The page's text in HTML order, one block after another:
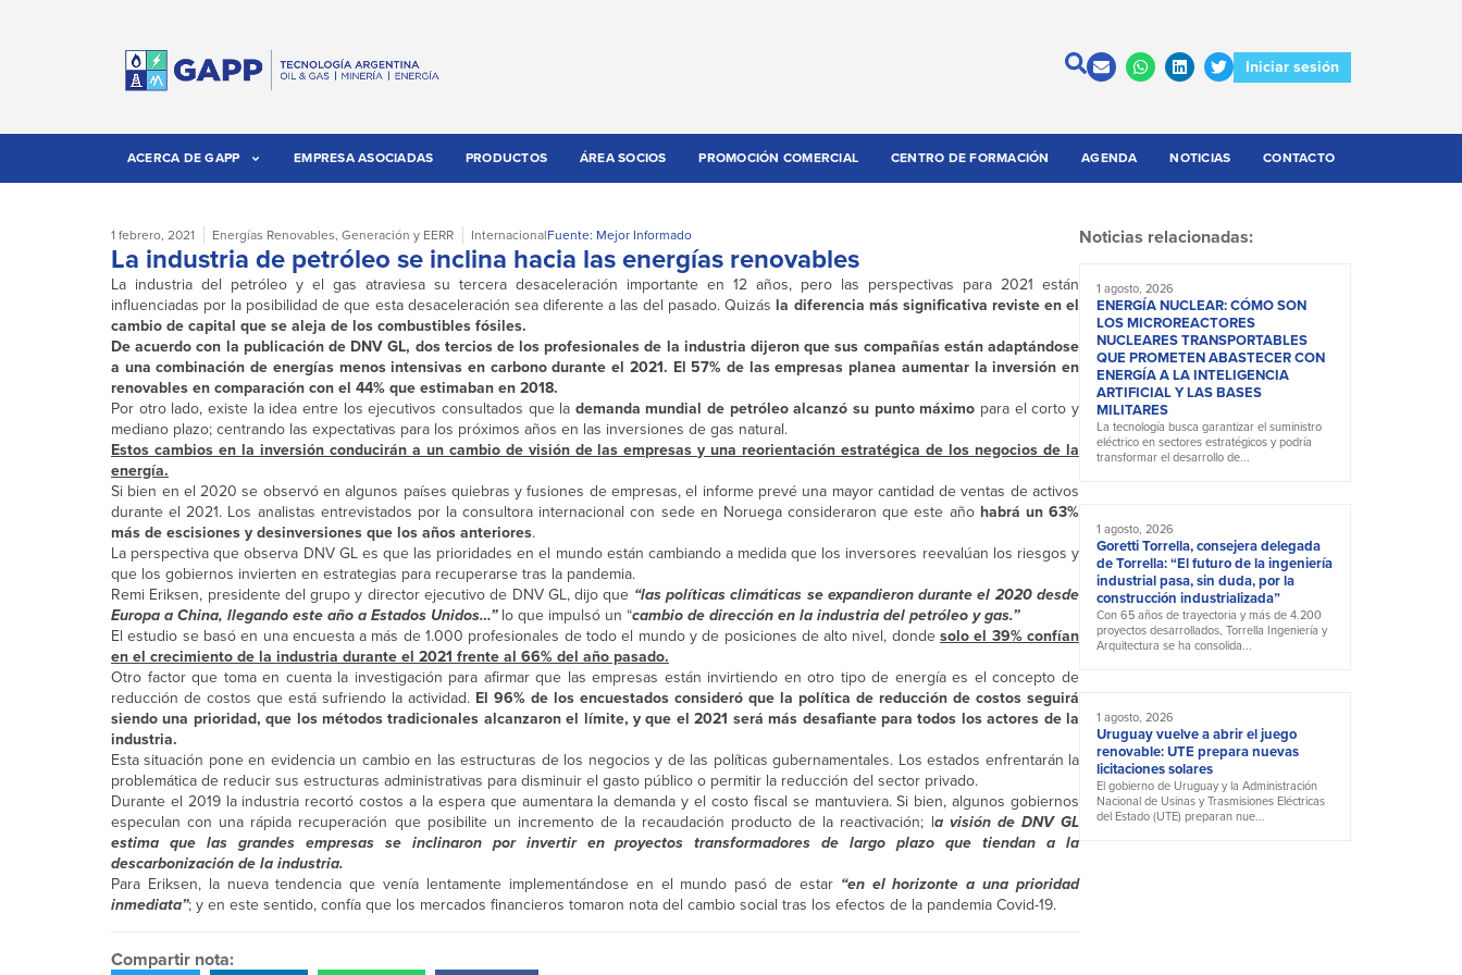
Iniciar sesión
ACERCA DE GAPP EMPRESA ASOCIADAS PRODUCTOS ÁREA SOCIOS PROMOCIÓN COMERCIAL CENTRO DE FORMACIÓN AGENDA NOTICIAS CONTACTO
1 febrero, 2021 Energías Renovables, Generación y EERR InternacionalFuente: Mejor Informado
La industria de petróleo se inclina hacia las energías renovables
La industria del petróleo y el gas atraviesa su tercera desaceleración importante en 12 años, pero las perspectivas para 2021 están
influenciadas por la posibilidad de que esta desaceleración sea diferente a las del pasado. Quizás la diferencia más significativa reviste en el
cambio de capital que se aleja de los combustibles fósiles.
De acuerdo con la publicación de DNV GL, dos tercios de los profesionales de la industria dijeron que sus compañías están adaptándose
a una combinación de energías menos intensivas en carbono durante el 2021. El 57% de las empresas planea aumentar la inversión en
renovables en comparación con el 44% que estimaban en 2018.
Por otro lado, existe la idea entre los ejecutivos consultados que la demanda mundial de petróleo alcanzó su punto máximo para el corto y
mediano plazo; centrando las expectativas para los próximos años en las inversiones de gas natural.
Estos cambios en la inversión conducirán a un cambio de visión de las empresas y una reorientación estratégica de los negocios de la
energía.
Si bien en el 2020 se observó en algunos países quiebras y fusiones de empresas, el informe prevé una mayor cantidad de ventas de activos
durante el 2021. Los analistas entrevistados por la consultora internacional con sede en Noruega consideraron que este año habrá un 63%
más de escisiones y desinversiones que los años anteriores.
La perspectiva que observa DNV GL es que las prioridades en el mundo están cambiando a medida que los inversores reevalúan los riesgos y
que los gobiernos invierten en estrategias para recuperarse tras la pandemia.
Remi Eriksen, presidente del grupo y director ejecutivo de DNV GL, dijo que “las políticas climáticas se expandieron durante el 2020 desde
Europa a China, llegando este año a Estados Unidos…”lo que impulsó un “cambio de dirección en la industria del petróleo y gas.”
El estudio se basó en una encuesta a más de 1.000 profesionales de todo el mundo y de posiciones de alto nivel, dondesolo el 39% confían
en el crecimiento de la industria durante el 2021 frente al 66% del año pasado.
Otro factor que toma en cuenta la investigación para afirmar que las empresas están invirtiendo en otro tipo de energía es el concepto de
reducción de costos que está sufriendo la actividad. El 96% de los encuestados consideró que la política de reducción de costos seguirá
siendo una prioridad, que los métodos tradicionales alcanzaron el límite, y que el 2021 será más desafiante para todos los actores de la
industria.
Esta situación pone en evidencia un cambio en las estructuras de los negocios y de las políticas gubernamentales. Los estados enfrentarán la
problemática de reducir sus estructuras administrativas para disminuir el gasto público o permitir la reducción del sector privado.
Durante el 2019 la industria recortó costos a la espera que aumentara la demanda y el costo fiscal se mantuviera. Si bien, algunos gobiernos
especulan con una rápida recuperación que posibilite un incremento de la recaudación producto de la reactivación; la visión de DNV GL
estima que las grandes empresas se inclinaron por invertir en proyectos transformadores de largo plazo que tiendan a la
descarbonización de la industria.
Para Eriksen, la nueva tendencia que venía lentamente implementándose en el mundo pasó de estar “en el horizonte a una prioridad
inmediata”; y en este sentido, confía que los mercados financieros tomaron nota del cambio social tras los efectos de la pandemia Covid-19.
Compartir nota:
Noticias relacionadas:
1 agosto, 2026
ENERGÍA NUCLEAR: CÓMO SON
LOS MICROREACTORES
NUCLEARES TRANSPORTABLES
QUE PROMETEN ABASTECER CON
ENERGÍA A LA INTELIGENCIA
ARTIFICIAL Y LAS BASES
MILITARES
La tecnología busca garantizar el suministro
eléctrico en sectores estratégicos y podría
transformar el desarrollo de...
1 agosto, 2026
Goretti Torrella, consejera delegada
de Torrella: “El futuro de la ingeniería
industrial pasa, sin duda, por la
construcción industrializada”
Con 65 años de trayectoria y más de 4.200
proyectos desarrollados, Torrella Ingeniería y
Arquitectura se ha consolida...
1 agosto, 2026
Uruguay vuelve a abrir el juego
renovable: UTE prepara nuevas
licitaciones solares
El gobierno de Uruguay y la Administración
Nacional de Usinas y Trasmisiones Eléctricas
del Estado (UTE) preparan nue...